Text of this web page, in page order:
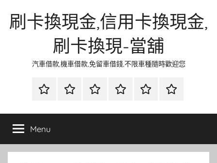
刷卡換現金,信用卡換現金,
刷卡換現-當舖
汽車借款,機車借款,免留車借錢,不限車種隨時歡迎您
首
當
金
網
資
流
時
環
清
聯
徵
Menu